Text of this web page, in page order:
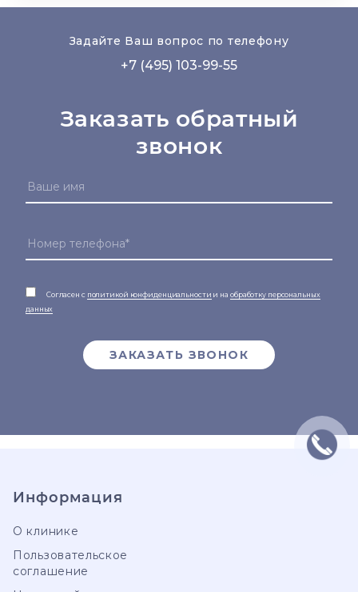
Задайте Ваш вопрос по телефону
+7 (495) 103-99-55
Заказать обратный
звонок
Согласен с политикой конфиденциальности и на обработку персональных
данных
ЗАКАЗАТЬ ЗВОНОК
Информация
О клинике
Пользовательское
соглашение